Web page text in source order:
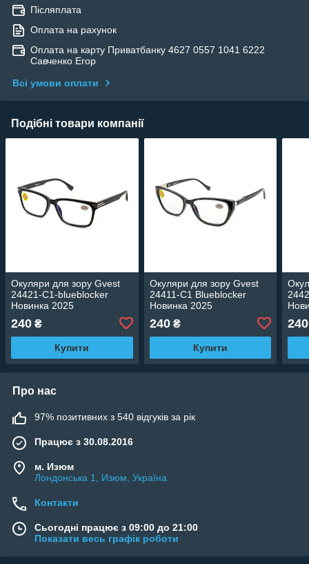
Післяплата
Оплата на рахунок
Оплата на карту Приватбанку 4627 0557 1041 6222
Савченко Егор
Всі умови оплати
Подібні товари компанії
Окуляри для зору Gvest
24421-C1-blueblocker
Новинка 2025
240 ₴
Купити
Окуляри для зору Gvest
24411-C1 Blueblocker
Новинка 2025
240₴
Купити
240
Про нас
97% позитивних з 540 відгуків за рік
Працює з 30.08.2016
м. Изюм
Лондонська 1, Изюм, Україна
Контакти
Сьогодні працює з 09:00 до 21:00
Показати весь графік роботи